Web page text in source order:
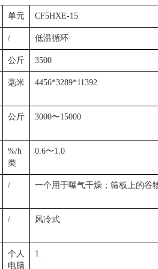
单元 CF5HXE-15
/ 低温循环
公斤 3500
毫米 4456*3289*11392
公斤 3000〜15000
%/h
类
0.6〜1.0
/ 一个用于曝气干燥；筛板上的谷
/ 风冷式
个人
电脑
1.